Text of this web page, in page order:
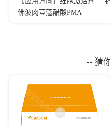
佛波肉荳蔻醋酸PMA
-- 猜